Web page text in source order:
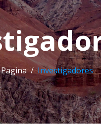
Pagina Investigadores